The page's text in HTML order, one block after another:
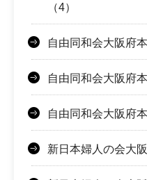
（4）
自由同和会大阪府
自由同和会大阪府
自由同和会大阪府
新日本婦人の会大